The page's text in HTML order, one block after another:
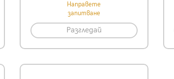
Направете
запитване
Разгледай